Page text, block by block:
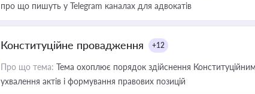
про що пишуть у Telegram каналах для адвокатів
Конституційне провадження +12
Про що тема: Тема охоплює порядок здійснення
ухвалення актів і формування правових позицій